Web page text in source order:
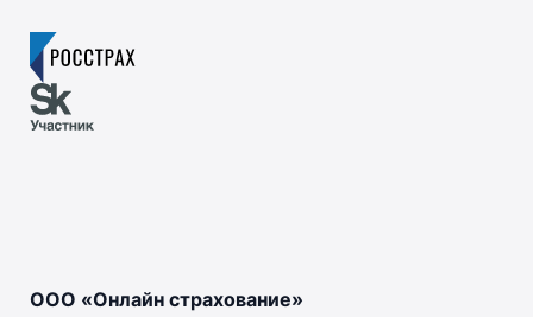
ООО «Онлайн страхование»